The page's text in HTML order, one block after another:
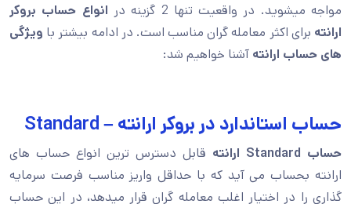
مواجه میشوید. در واقعیت تنها 2 گزینه در
انواع حساب بروکر
ارانته برای اکثر معامله گران مناسب است. در ادامه بیشتر با ویژگی
های حساب ارانته آشنا خواهیم شد:
حساب استاندارد در بروکر ارانته – Standard
حساب Standard ارانته قابل دسترس ترین انواع حساب های
ارانته بحساب می آید که با حداقل واریز مناسب فرصت سرمایه
گذاری را در اختیار اغلب معامله گران قرار میدهد، در این حساب